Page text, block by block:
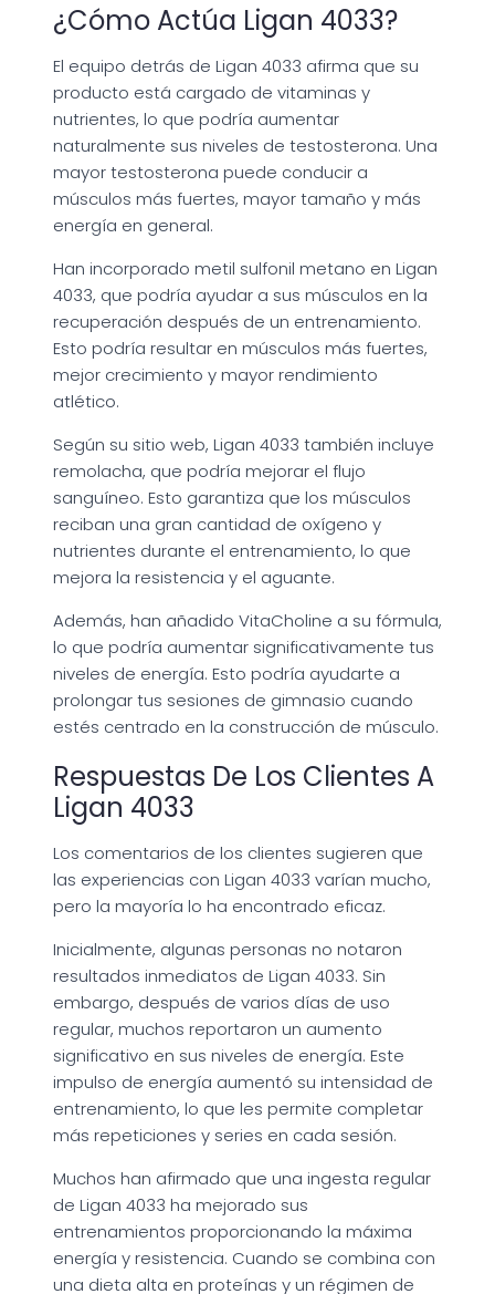
¿Cómo Actúa Ligan 4033?
El equipo detrás de Ligan 4033 afirma que su
producto está cargado de vitaminas y
nutrientes, lo que podría aumentar
naturalmente sus niveles de testosterona. Una
mayor testosterona puede conducir a
músculos más fuertes, mayor tamaño y más
energía en general.
Han incorporado metil sulfonil metano en Ligan
4033, que podría ayudar a sus músculos en la
recuperación después de un entrenamiento.
Esto podría resultar en músculos más fuertes,
mejor crecimiento y mayor rendimiento
atlético.
Según su sitio web, Ligan 4033 también incluye
remolacha, que podría mejorar el flujo
sanguíneo. Esto garantiza que los músculos
reciban una gran cantidad de oxígeno y
nutrientes durante el entrenamiento, lo que
mejora la resistencia y el aguante.
Además, han añadido VitaCholine a su fórmula,
lo que podría aumentar significativamente tus
niveles de energía. Esto podría ayudarte a
prolongar tus sesiones de gimnasio cuando
estés centrado en la construcción de músculo.
Respuestas De Los Clientes A
Ligan 4033
Los comentarios de los clientes sugieren que
las experiencias con Ligan 4033 varían mucho,
pero la mayoría lo ha encontrado eficaz.
Inicialmente, algunas personas no notaron
resultados inmediatos de Ligan 4033. Sin
embargo, después de varios días de uso
regular, muchos reportaron un aumento
significativo en sus niveles de energía. Este
impulso de energía aumentó su intensidad de
entrenamiento, lo que les permite completar
más repeticiones y series en cada sesión.
Muchos han afirmado que una ingesta regular
de Ligan 4033 ha mejorado sus
entrenamientos proporcionando la máxima
energía y resistencia. Cuando se combina con
una dieta alta en proteínas y un régimen de